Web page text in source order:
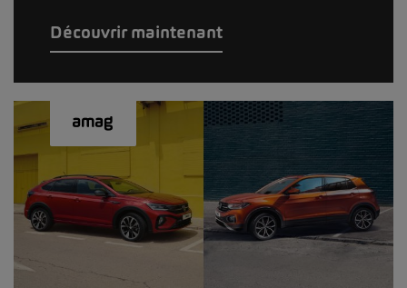
Découvrir maintenant